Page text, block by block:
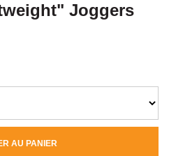
Joggers
AU PANIER